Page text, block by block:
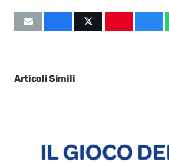
Articoli Simili